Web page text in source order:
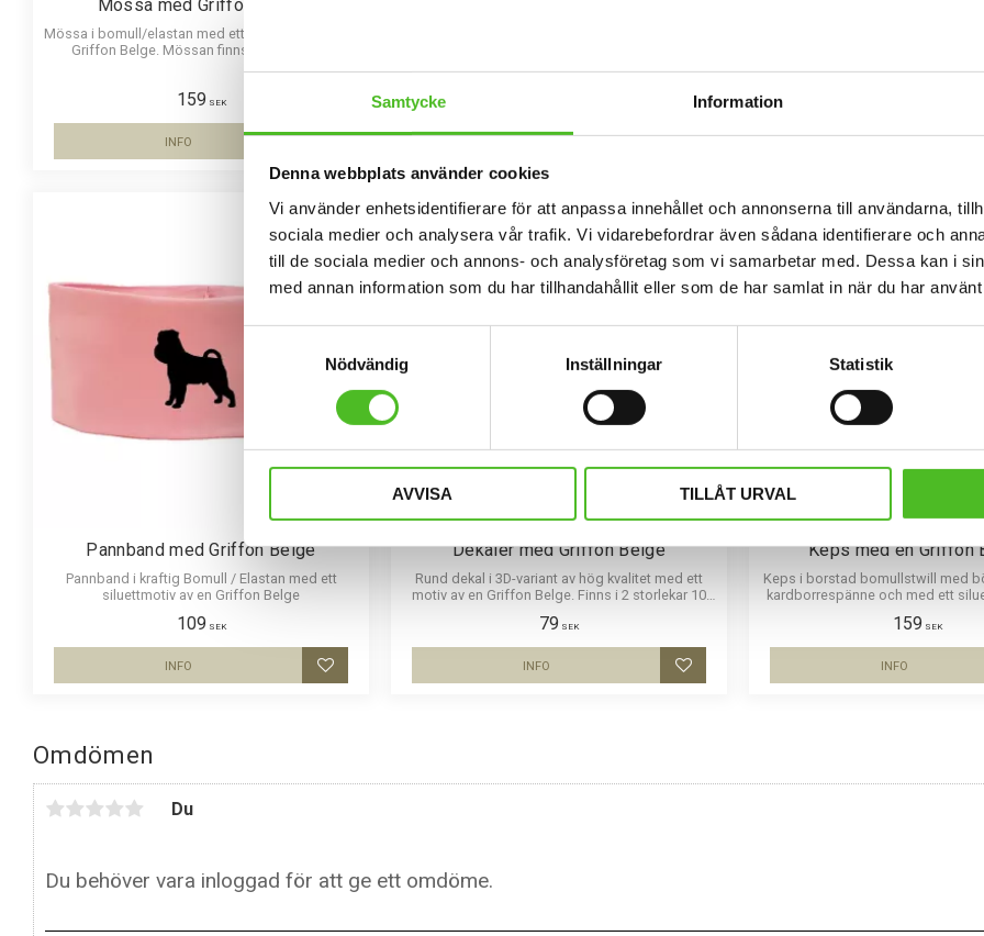
Samtycke Information
Denna webbplats använder cookies
Vi använder enhetsidentifierare för att anpassa innehållet och annonserna till användarna,
sociala medier och analysera vår trafik. Vi vidarebefordrar även sådana identifierare och
till de sociala medier och annons- och analysföretag som vi samarbetar med. Dessa kan i
med annan information som du har tillhandahållit eller som de har samlat in när du har
Nödvändig
Inställningar Statistik
AVVISA TILLÅT URVAL
Omdömen
Du
Mössa med Griffon Belge
Mössa i bomull/elastan med ett siluettmotiv av en
Griffon Belge. Mössan finns i flera färger.
159 SEK
INFO
Pannband med Griffon Belge
Pannband i kraftig Bomull / Elastan med ett
siluettmotiv av en Griffon Belge
109 SEK
Lägg till i favoriter
INFO
Dekaler med Griffon Belge
Rund dekal i 3D-variant av hög kvalitet med ett
motiv av en Griffon Belge. Finns i 2 storlekar 10
79 SEK
Lägg till i favoriter
INFO
Keps med en Griffon
Keps i borstad bomullstwill med
kardborrespänne och med ett
159 SEK
INFO